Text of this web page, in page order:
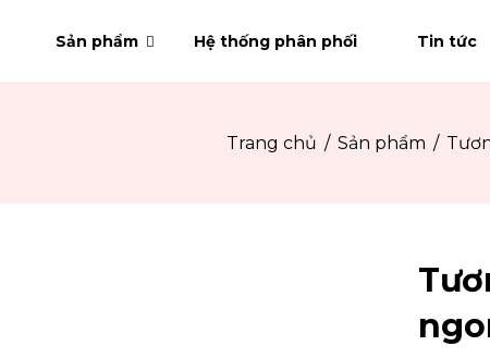
Sản phẩm Hệ thống phân phối Tin tức
Trang chủ Sản phẩm